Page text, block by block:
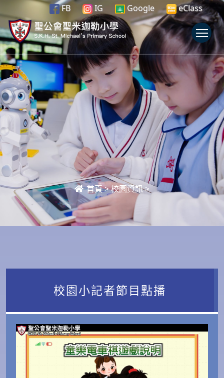
FB IG Google eClass
首頁>校園資訊>
校園小記者節目點播